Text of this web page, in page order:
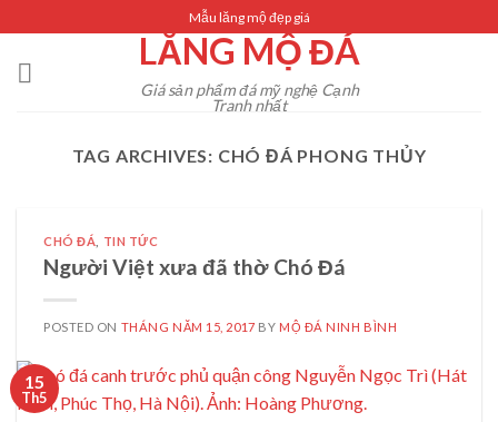
content
Mẫu lăng mộ đẹp giá
LĂNG MỘ ĐÁ
Giá sản phẩm đá mỹ nghệ Cạnh
Tranh nhất
TAG ARCHIVES: CHÓ ĐÁ PHONG THỦY
CHÓ ĐÁ TIN TỨC
Người Việt xưa đã thờ Chó Đá
POSTED ON THÁNG NĂM 15, 2017 BY MỘ ĐÁ NINH BÌNH
15
Th5